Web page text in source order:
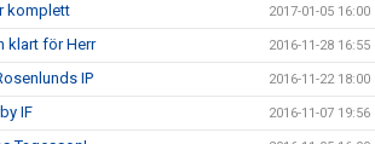
komplett 2017-01-05 16:00
klart för Herr 2016-11-28 16:55
IP 2016-11-22 18:00
IF 2016-11-07 19:56